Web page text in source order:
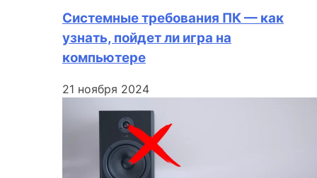
Системные требования ПК — как
узнать, пойдет ли игра на
компьютере
21 ноября 2024